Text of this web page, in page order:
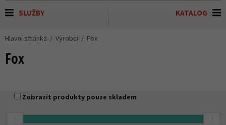
KATALOG
SLUŽBY
Hlavní stránka Výrobci Fox
Fox
Zobrazit produkty pouze skladem